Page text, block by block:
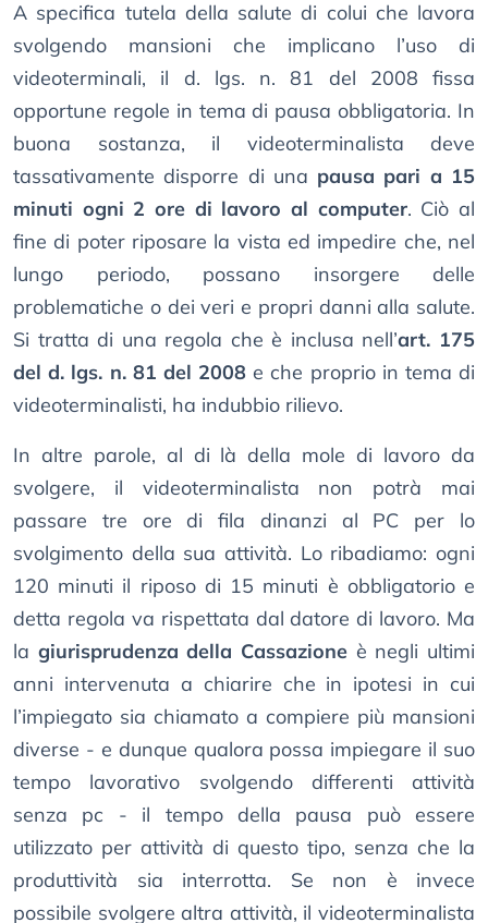
A specifica tutela della salute di colui che lavora
svolgendo mansioni che implicano l’uso di
videoterminali, il d. lgs. n. 81 del 2008 fissa
opportune regole in tema di pausa obbligatoria. In
buona sostanza, il videoterminalista deve
tassativamente disporre di una pausa pari a 15
minuti ogni 2 ore di lavoro al computer. Ciò al
fine di poter riposare la vista ed impedire che, nel
lungo periodo, possano insorgere delle
problematiche o dei veri e propri danni alla salute.
Si tratta di una regola che è inclusa nell’art. 175
del d. lgs. n. 81 del 2008 e che proprio in tema di
videoterminalisti, ha indubbio rilievo.
In altre parole, al di là della mole di lavoro da
svolgere, il videoterminalista non potrà mai
passare tre ore di fila dinanzi al PC per lo
svolgimento della sua attività. Lo ribadiamo: ogni
120 minuti il riposo di 15 minuti è obbligatorio e
detta regola va rispettata dal datore di lavoro. Ma
la giurisprudenza della Cassazione è negli ultimi
anni intervenuta a chiarire che in ipotesi in cui
l’impiegato sia chiamato a compiere più mansioni
diverse - e dunque qualora possa impiegare il suo
tempo lavorativo svolgendo differenti attività
senza pc - il tempo della pausa può essere
utilizzato per attività di questo tipo, senza che la
produttività sia interrotta. Se non è invece
possibile svolgere altra attività, il videoterminalista